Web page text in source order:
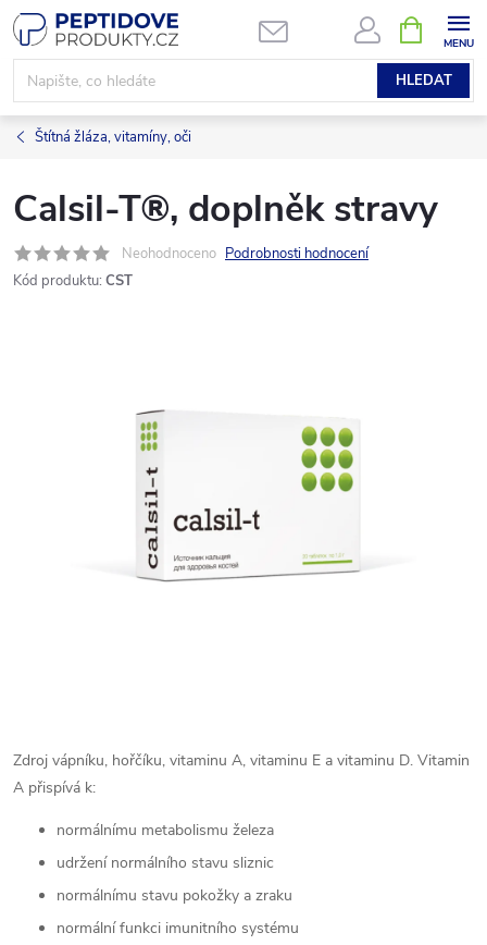
Přejít
na
obsah
HLEDAT
NÁKUPNÍ
KOŠÍK
Štítná žláza, vitamíny, oči
Calsil-T®, doplněk stravy
Neohodnoceno Podrobnosti hodnocení
Kód produktu: CST
Zdroj vápníku, hořčíku, vitaminu A, vitaminu E a vitaminu D. Vitamin
A přispívá k:
normálnímu metabolismu železa
udržení normálního stavu sliznic
normálnímu stavu pokožky a zraku
normální funkci imunitního systému